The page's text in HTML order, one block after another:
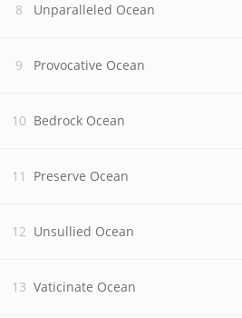
Unparalleled Ocean
Provocative Ocean
Bedrock Ocean
Preserve Ocean
Unsullied Ocean
Vaticinate Ocean